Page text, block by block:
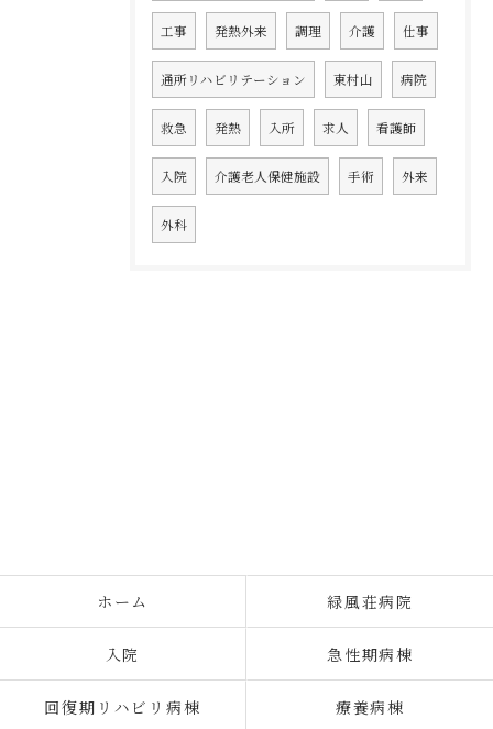
工事 発熱外来 調理 介護 仕事
通所リハビリテーション 東村山 病院
救急 発熱 入所 求人 看護師
入院 介護老人保健施設 手術 外来
外科
ホーム 緑風荘病院
入院 急性期病棟
回復期リハビリ病棟 療養病棟